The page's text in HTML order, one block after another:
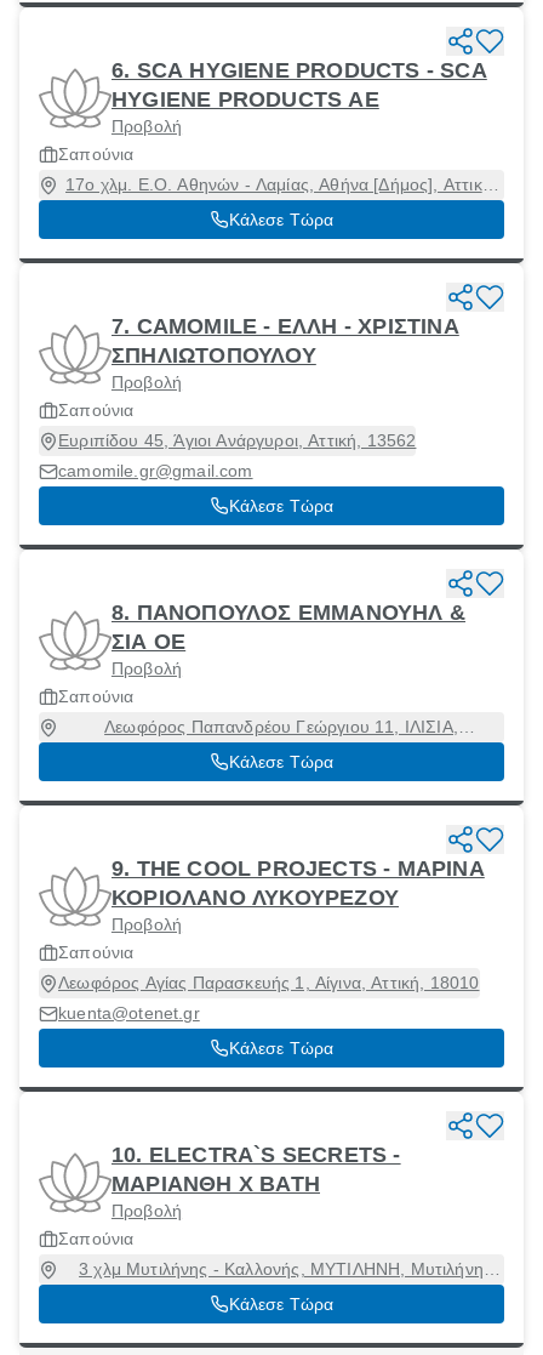
6. SCA HYGIENE PRODUCTS - SCA
HYGIENE PRODUCTS ΑΕ
Προβολή
Σαπούνια
17ο χλμ. Ε.Ο. Αθηνών - Λαμίας, Αθήνα [Δήμος], Αττική,
14561
Κάλεσε Τώρα
7. CAMOMILE - ΕΛΛΗ - ΧΡΙΣΤΙΝΑ
ΣΠΗΛΙΩΤΟΠΟΥΛΟΥ
Προβολή
Σαπούνια
Ευριπίδου 45, Άγιοι Ανάργυροι, Αττική, 13562
camomile.gr@gmail.com
Κάλεσε Τώρα
8. ΠΑΝΟΠΟΥΛΟΣ ΕΜΜΑΝΟΥΗΛ &
ΣΙΑ ΟΕ
Προβολή
Σαπούνια
Λεωφόρος Παπανδρέου Γεώργιου 11, ΙΛΙΣΙΑ,
Ζωγράφος, Αττική, 15771
Κάλεσε Τώρα
9. THE COOL PROJECTS - ΜΑΡΙΝΑ
ΚΟΡΙΟΛΑΝΟ ΛΥΚΟΥΡΕΖΟΥ
Προβολή
Σαπούνια
Λεωφόρος Αγίας Παρασκευής 1, Αίγινα, Αττική, 18010
kuenta@otenet.gr
Κάλεσε Τώρα
10. ELECTRA`S SECRETS -
ΜΑΡΙΑΝΘΗ Χ ΒΑΤΗ
Προβολή
Σαπούνια
3 χλμ Μυτιλήνης - Καλλονής, ΜΥΤΙΛΗΝΗ, Μυτιλήνη
[Δήμος], Λέσβος, 81100
Κάλεσε Τώρα